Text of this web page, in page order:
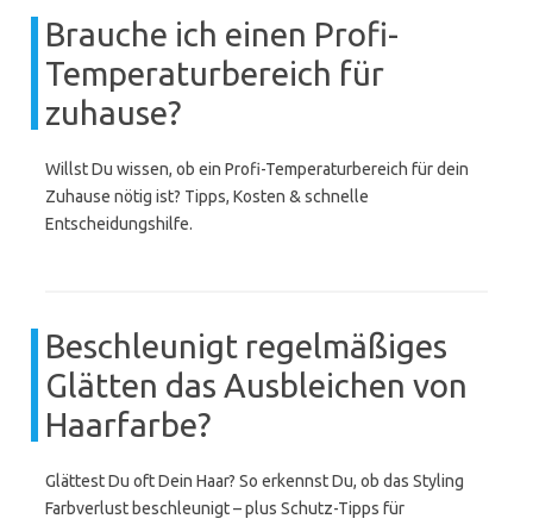
Brauche ich einen Profi-
Temperaturbereich für
zuhause?
Willst Du wissen, ob ein Profi-Temperaturbereich für dein
Zuhause nötig ist? Tipps, Kosten & schnelle
Entscheidungshilfe.
Beschleunigt regelmäßiges
Glätten das Ausbleichen von
Haarfarbe?
Glättest Du oft Dein Haar? So erkennst Du, ob das Styling
Farbverlust beschleunigt – plus Schutz-Tipps für